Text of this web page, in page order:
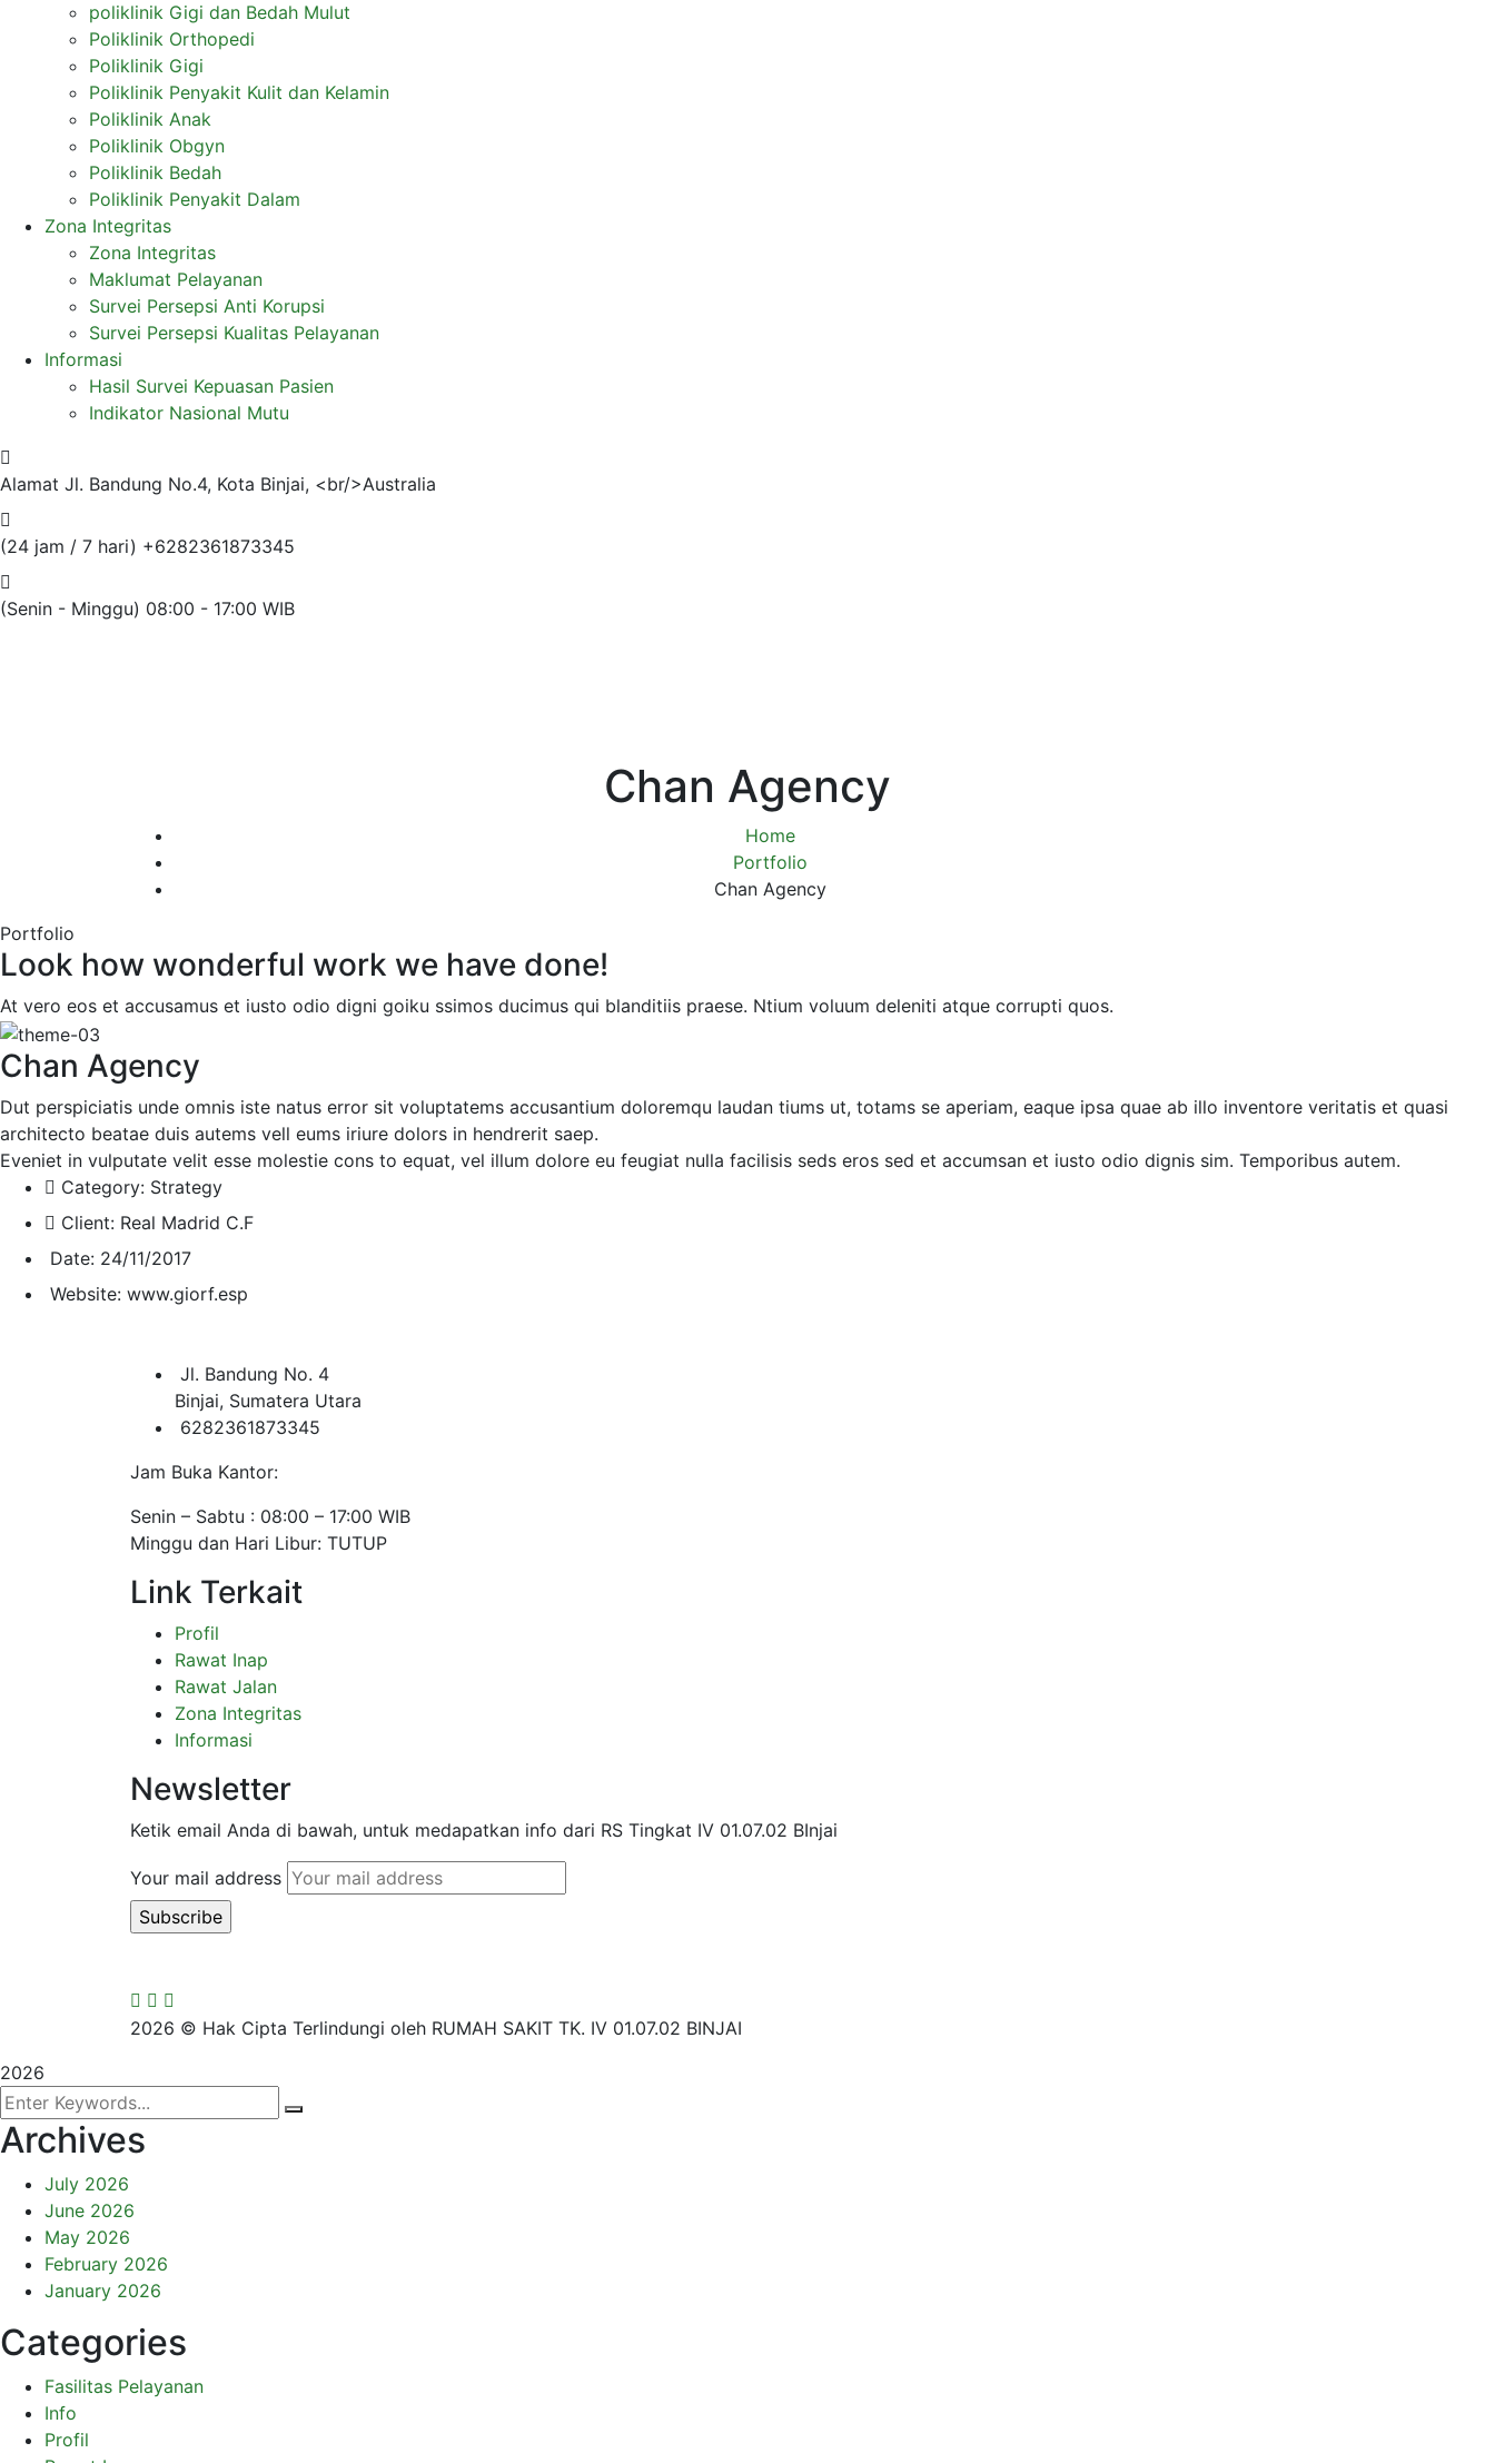
poliklinik Gigi dan Bedah Mulut
Poliklinik Orthopedi
Poliklinik Gigi
Poliklinik Penyakit Kulit dan Kelamin
Poliklinik Anak
Poliklinik Obgyn
Poliklinik Bedah
Poliklinik Penyakit Dalam
Zona Integritas
Zona Integritas
Maklumat Pelayanan
Survei Persepsi Anti Korupsi
Survei Persepsi Kualitas Pelayanan
Informasi
Hasil Survei Kepuasan Pasien
Indikator Nasional Mutu
Alamat Jl. Bandung No.4, Kota Binjai, <br/>Australia
(24 jam / 7 hari) +6282361873345
(Senin - Minggu) 08:00 - 17:00 WIB
Chan Agency
Home
Portfolio
Chan Agency
Portfolio
Look how wonderful work we have done!
At vero eos et accusamus et iusto odio digni goiku ssimos ducimus qui blanditiis praese. Ntium voluum deleniti atque corrupti quos.
Chan Agency
Dut perspiciatis unde omnis iste natus error sit voluptatems accusantium doloremqu laudan tiums ut, totams se aperiam, eaque ipsa quae ab illo inventore veritatis et quasi
architecto beatae duis autems vell eums iriure dolors in hendrerit saep.
Eveniet in vulputate velit esse molestie cons to equat, vel illum dolore eu feugiat nulla facilisis seds eros sed et accumsan et iusto odio dignis sim. Temporibus autem.
Category: Strategy
Client: Real Madrid C.F
Date: 24/11/2017
Website: www.giorf.esp
Jl. Bandung No. 4
Binjai, Sumatera Utara
6282361873345
Jam Buka Kantor:
Senin – Sabtu : 08:00 – 17:00 WIB
Minggu dan Hari Libur: TUTUP
Link Terkait
Profil
Rawat Inap
Rawat Jalan
Zona Integritas
Informasi
Newsletter
Ketik email Anda di bawah, untuk medapatkan info dari RS Tingkat IV 01.07.02 BInjai
Your mail address
2026 © Hak Cipta Terlindungi oleh RUMAH SAKIT TK. IV 01.07.02 BINJAI
2026
Archives
July 2026
June 2026
May 2026
February 2026
January 2026
Categories
Fasilitas Pelayanan
Info
Profil